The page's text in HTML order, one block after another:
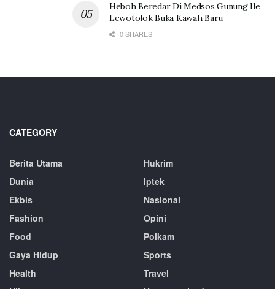
Heboh Beredar Di Medsos Gunung Ile
Lewotolok Buka Kawah Baru
0 SHARES
CATEGORY
Berita Utama
Dunia
Ekbis
Fashion
Food
Gaya Hidup
Health
Hukrim
Iptek
Nasional
Opini
Polkam
Sports
Travel